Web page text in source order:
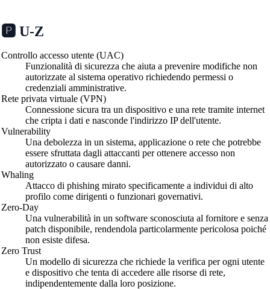
🅿️ U-Z
Controllo accesso utente (UAC)
Funzionalità di sicurezza che aiuta a prevenire modifiche non
autorizzate al sistema operativo richiedendo permessi o
credenziali amministrative.
Rete privata virtuale (VPN)
Connessione sicura tra un dispositivo e una rete tramite internet
che cripta i dati e nasconde l'indirizzo IP dell'utente.
Vulnerability
Una debolezza in un sistema, applicazione o rete che potrebbe
essere sfruttata dagli attaccanti per ottenere accesso non
autorizzato o causare danni.
Whaling
Attacco di phishing mirato specificamente a individui di alto
profilo come dirigenti o funzionari governativi.
Zero-Day
Una vulnerabilità in un software sconosciuta al fornitore e senza
patch disponibile, rendendola particolarmente pericolosa poiché
non esiste difesa.
Zero Trust
Un modello di sicurezza che richiede la verifica per ogni utente
e dispositivo che tenta di accedere alle risorse di rete,
indipendentemente dalla loro posizione.